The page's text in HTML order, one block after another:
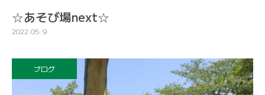
☆あそび場next☆
2022.05.9
ブログ